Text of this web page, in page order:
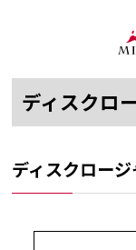
ディスクロ
ディスクロー